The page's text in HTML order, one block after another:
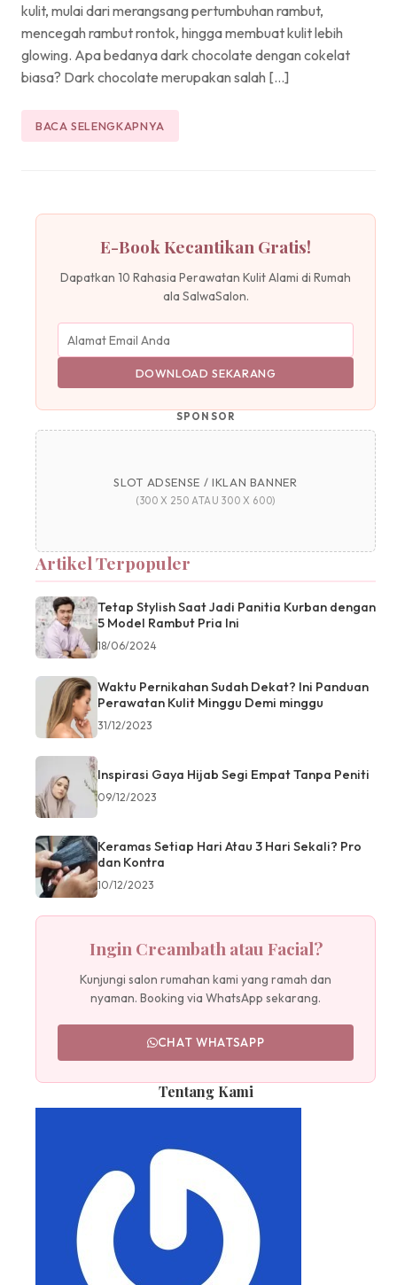
kulit, mulai dari merangsang pertumbuhan rambut,
mencegah rambut rontok, hingga membuat kulit lebih
glowing. Apa bedanya dark chocolate dengan cokelat
biasa? Dark chocolate merupakan salah […]
BACA SELENGKAPNYA
E-Book Kecantikan Gratis!
Dapatkan 10 Rahasia Perawatan Kulit Alami di Rumah
ala SalwaSalon.
DOWNLOAD SEKARANG
SPONSOR
SLOT ADSENSE / IKLAN BANNER
(300 X 250 ATAU 300 X 600)
Artikel Terpopuler
Tetap Stylish Saat Jadi Panitia Kurban dengan
5 Model Rambut Pria Ini
18/06/2024
Waktu Pernikahan Sudah Dekat? Ini Panduan
Perawatan Kulit Minggu Demi minggu
31/12/2023
Inspirasi Gaya Hijab Segi Empat Tanpa Peniti
09/12/2023
Keramas Setiap Hari Atau 3 Hari Sekali? Pro
dan Kontra
10/12/2023
Ingin Creambath atau Facial?
Kunjungi salon rumahan kami yang ramah dan
nyaman. Booking via WhatsApp sekarang.
CHAT WHATSAPP
Tentang Kami